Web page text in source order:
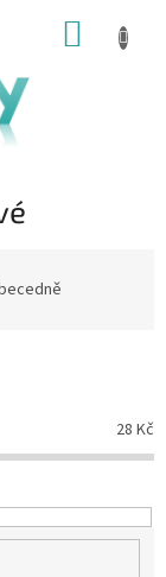
KOŠÍK
28 Kč